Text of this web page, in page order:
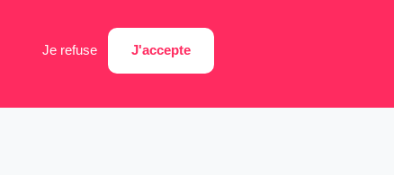
Je refuse J'accepte